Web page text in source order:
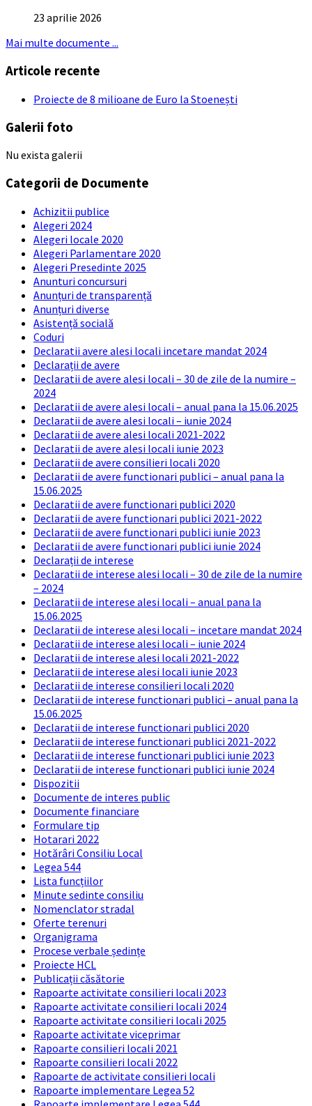
23 aprilie 2026
Mai multe documente ...
Articole recente
Proiecte de 8 milioane de Euro la Stoenești
Galerii foto
Nu exista galerii
Categorii de Documente
Achizitii publice
Alegeri 2024
Alegeri locale 2020
Alegeri Parlamentare 2020
Alegeri Presedinte 2025
Anunturi concursuri
Anunțuri de transparență
Anunțuri diverse
Asistență socială
Coduri
Declaratii avere alesi locali incetare mandat 2024
Declarații de avere
Declaratii de avere alesi locali – 30 de zile de la numire –
2024
Declaratii de avere alesi locali – anual pana la 15.06.2025
Declaratii de avere alesi locali – iunie 2024
Declaratii de avere alesi locali 2021-2022
Declaratii de avere alesi locali iunie 2023
Declaratii de avere consilieri locali 2020
Declaratii de avere functionari publici – anual pana la
15.06.2025
Declaratii de avere functionari publici 2020
Declaratii de avere functionari publici 2021-2022
Declaratii de avere functionari publici iunie 2023
Declaratii de avere functionari publici iunie 2024
Declarații de interese
Declaratii de interese alesi locali – 30 de zile de la numire
– 2024
Declaratii de interese alesi locali – anual pana la
15.06.2025
Declaratii de interese alesi locali – incetare mandat 2024
Declaratii de interese alesi locali – iunie 2024
Declaratii de interese alesi locali 2021-2022
Declaratii de interese alesi locali iunie 2023
Declaratii de interese consilieri locali 2020
Declaratii de interese functionari publici – anual pana la
15.06.2025
Declaratii de interese functionari publici 2020
Declaratii de interese functionari publici 2021-2022
Declaratii de interese functionari publici iunie 2023
Declaratii de interese functionari publici iunie 2024
Dispozitii
Documente de interes public
Documente financiare
Formulare tip
Hotarari 2022
Hotărâri Consiliu Local
Legea 544
Lista funcțiilor
Minute sedinte consiliu
Nomenclator stradal
Oferte terenuri
Organigrama
Procese verbale ședințe
Proiecte HCL
Publicații căsătorie
Rapoarte activitate consilieri locali 2023
Rapoarte activitate consilieri locali 2024
Rapoarte activitate consilieri locali 2025
Rapoarte activitate viceprimar
Rapoarte consilieri locali 2021
Rapoarte consilieri locali 2022
Rapoarte de activitate consilieri locali
Rapoarte implementare Legea 52